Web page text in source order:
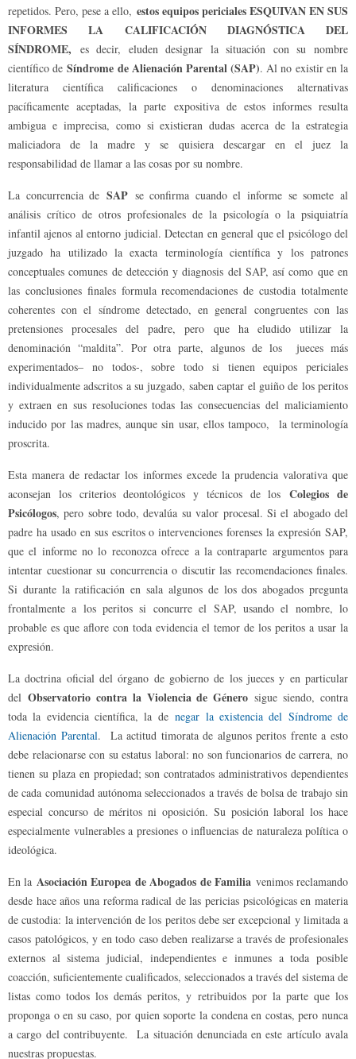
repetidos. Pero, pese a ello, estos equipos periciales ESQUIVAN EN SUS
INFORMES LA CALIFICACIÓN DIAGNÓSTICA DEL
SÍNDROME, es decir, eluden designar la situación con su nombre
científico deSíndrome de Alienación Parental (SAP). Al no existir en la
literatura científica calificaciones o denominaciones alternativas
pacíficamente aceptadas, la parte expositiva de estos informes resulta
ambigua e imprecisa, como si existieran dudas acerca de la estrategia
maliciadora de la madre y se quisiera descargar en el juez la
responsabilidad de llamar a las cosas por su nombre.
La concurrencia de SAPse confirma cuando el informe se somete al
análisis crítico de otros profesionales de la psicología o la psiquiatría
infantil ajenos al entorno judicial. Detectan en general que el psicólogo del
juzgado ha utilizado la exacta terminología científica y los patrones
conceptuales comunes de detección y diagnosis del SAP, así como que en
las conclusiones finales formula recomendaciones de custodia totalmente
coherentes con el síndrome detectado, en general congruentes con las
pretensiones procesales del padre, pero que ha eludido utilizar la
denominación “maldita”. Por otra parte, algunos de los jueces más
experimentados– no todos-, sobre todo si tienen equipos periciales
individualmente adscritos a su juzgado, saben captar el guiño de los peritos
y extraen en sus resoluciones todas las consecuencias del maliciamiento
inducido por las madres, aunque sin usar, ellos tampoco, la terminología
proscrita.
Esta manera de redactar los informes excede la prudencia valorativa que
aconsejan los criterios deontológicos y técnicos de losColegios de
Psicólogos, pero sobre todo, devalúa su valor procesal. Si el abogado del
padre ha usado en sus escritos o intervenciones forenses la expresión SAP,
que el informe no lo reconozca ofrece a la contraparte argumentos para
intentar cuestionar su concurrencia o discutir las recomendaciones finales.
Si durante la ratificación en sala algunos de los dos abogados pregunta
frontalmente a los peritos si concurre el SAP, usando el nombre, lo
probable es que aflore con toda evidencia el temor de los peritos a usar la
expresión.
La doctrina oficial del órgano de gobierno de los jueces y en particular
del Observatorio contra la Violencia de Género sigue siendo, contra
toda la evidencia científica, la denegar la existencia del Síndrome de
Alienación Parental. La actitud timorata de algunos peritos frente a esto
debe relacionarse con su estatus laboral: no son funcionarios de carrera, no
tienen su plaza en propiedad; son contratados administrativos dependientes
de cada comunidad autónoma seleccionados a través de bolsa de trabajo sin
especial concurso de méritos ni oposición. Su posición laboral los hace
especialmente vulnerables a presiones o influencias de naturaleza política o
ideológica.
En la Asociación Europea de Abogados de Familia venimos reclamando
desde hace años una reforma radical de las pericias psicológicas en materia
de custodia: la intervención de los peritos debe ser excepcional y limitada a
casos patológicos, y en todo caso deben realizarse a través de profesionales
externos al sistema judicial, independientes e inmunes a toda posible
coacción, suficientemente cualificados, seleccionados a través del sistema de
listas como todos los demás peritos, y retribuidos por la parte que los
proponga o en su caso, por quien soporte la condena en costas, pero nunca
a cargo del contribuyente. La situación denunciada en este artículo avala
nuestras propuestas.